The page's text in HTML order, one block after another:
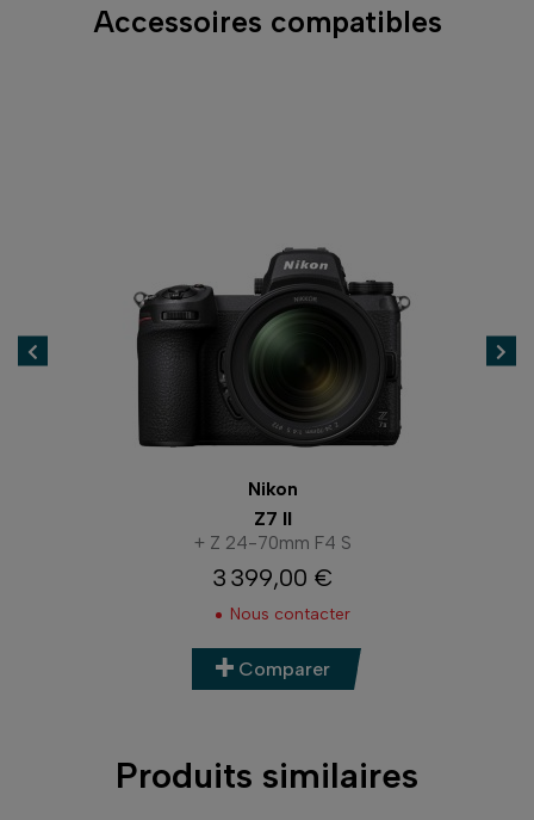
Accessoires compatibles
Nikon
Z7 II
+ Z 24-70mm F4 S
Prix
3 399,00 €
Nous contacter
Comparer
Produits similaires